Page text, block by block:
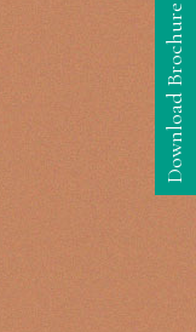
Download Brochure